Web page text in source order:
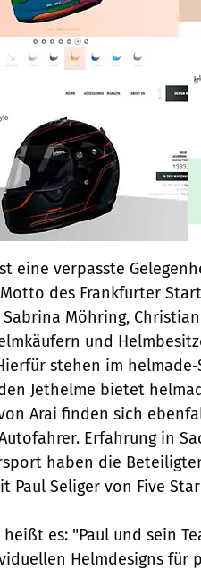
eine verpasste
des Frankfurter
Möhring,
und
stehen im
Jethelme bietet
Arai finden sich
Erfahrung in
haben die
Seliger von Five Star
es: "Paul und sein
Helmdesigns für